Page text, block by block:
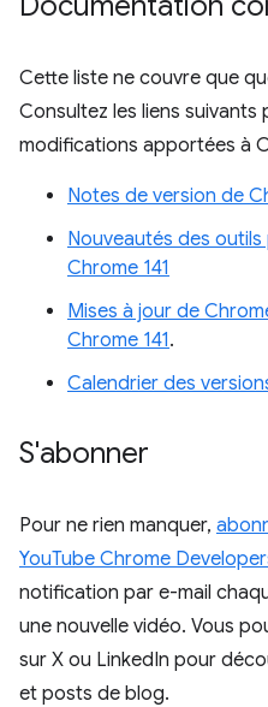
Cette liste ne couvre que
Consultez les liens suivants
modifications apportées à
Notes de version de
Nouveautés des
Chrome 141
Mises à jour de
Chrome 141.
Calendrier des
S'abonner
Pour ne rien manquer,
YouTube Chrome
notification par e-mail
une nouvelle vidéo. Vous
sur X ou LinkedIn pour
et posts de blog.